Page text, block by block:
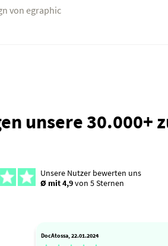
von egraphic
unsere 30.000+
Unsere Nutzer bewerten uns
Ø mit 4,9von 5 Sternen
DocAtossa, 22.01.2024